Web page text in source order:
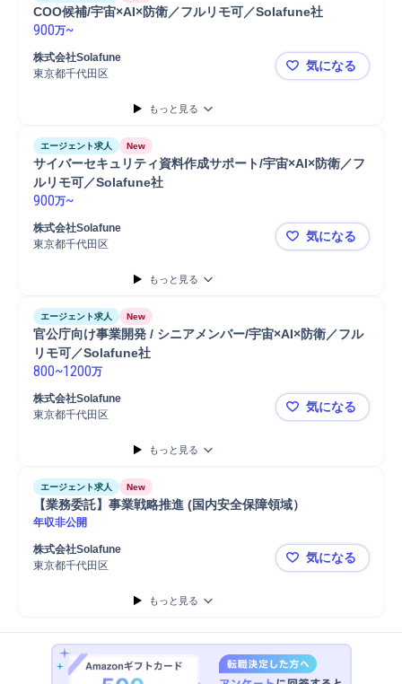
COO候補/宇宙×AI×防衛／フルリモ可／Solafune社
900万~
株式会社Solafune
東京都千代田区
COO候補/
気になる
もっと見る
エージェント求人 New
サイバーセキュリティ資料作成サポート/宇宙×AI×防衛／フ
ルリモ可／Solafune社
900万~
株式会社Solafune
東京都千代田区
サイバーセ
気になる
もっと見る
エージェント求人 New
官公庁向け事業開発 / シニアメンバー/宇宙×AI×防衛／フル
リモ可／Solafune社
800~1200万
株式会社Solafune
東京都千代田区
官公庁向け
気になる
もっと見る
エージェント求人 New
【業務委託】事業戦略推進 (国内安全保障領域）
年収非公開
株式会社Solafune
東京都千代田区
【業務委託
気になる
もっと見る